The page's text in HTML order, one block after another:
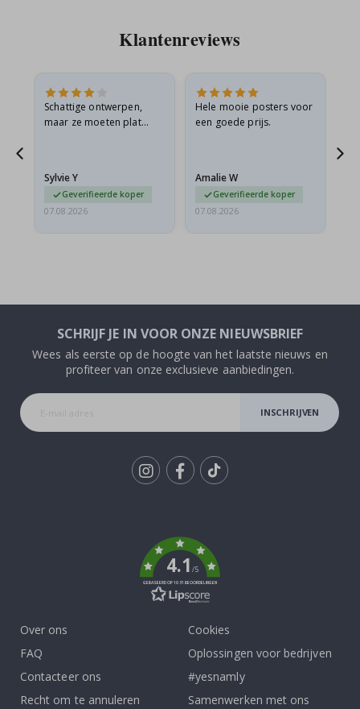
Klantenreviews
Schattige ontwerpen,
maar ze moeten plat
beetje…
Sylvie Y
Geverifieerde koper
07.08.2026
Hele mooie posters voor
een goede prijs.
Amalie W
Geverifieerde koper
07.08.2026
SCHRIJF JE IN VOOR ONZE NIEUWSBRIEF
Wees als eerste op de hoogte van het laatste nieuws en
profiteer van onze exclusieve aanbiedingen.
INSCHRIJVEN
4.1/5
GEBASEERD OP 1031 BEOORDELINGEN
Over ons
FAQ
Contacteer ons
Recht om te annuleren
Cookies
Oplossingen voor bedrijven
#yesnamly
Samenwerken met ons